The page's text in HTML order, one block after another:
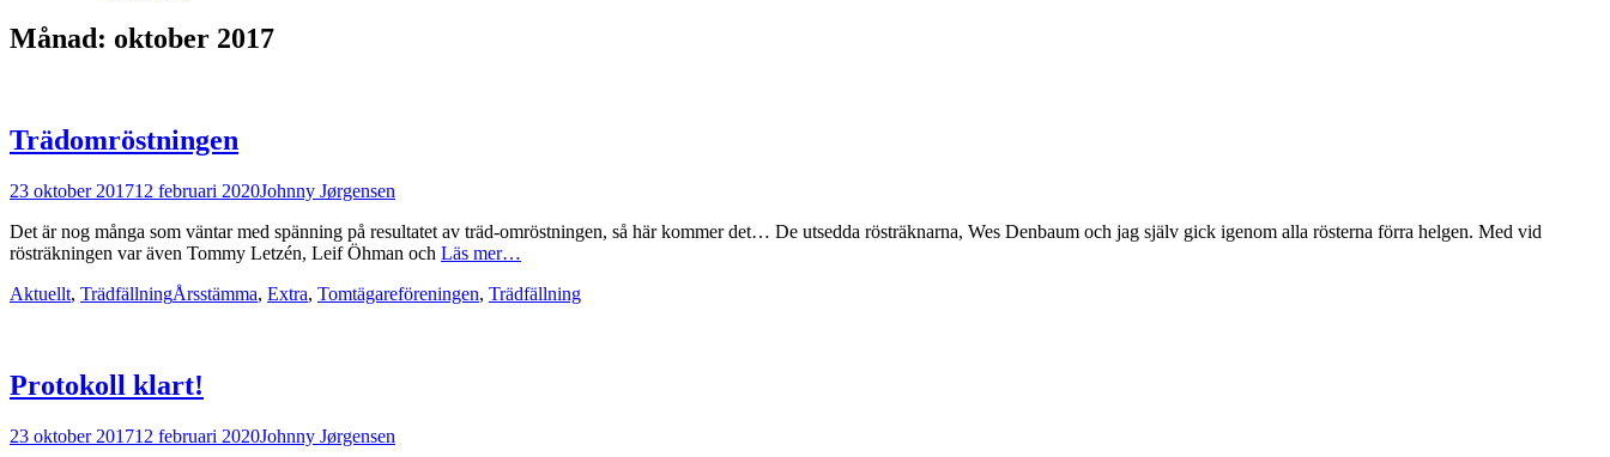
Månad: oktober 2017
Trädomröstningen
Postades
23 oktober 201712 februari 2020Författare
Johnny Jørgensen
Det är nog många som väntar med spänning på resultatet av träd-omröstningen, så här kommer det… De utsedda rösträknarna, Wes Denbaum och jag själv gick igenom alla rösterna förra helgen. Med vid
rösträkningen var även Tommy Letzén, Leif Öhman och Läs mer…
Kategorier
Aktuellt, TrädfällningTaggar
Årsstämma, Extra, Tomtägareföreningen, Trädfällning
Protokoll klart!
Postades
23 oktober 201712 februari 2020Författare
Johnny Jørgensen